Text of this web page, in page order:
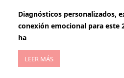
Diagnósticos personalizados,
conexión emocional para este
ha
LEER MÁS